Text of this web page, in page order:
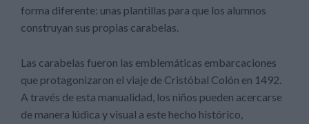
forma diferente: unas plantillas para que los alumnos
construyan sus propias carabelas.
Las carabelas fueron las emblemáticas embarcaciones
que protagonizaron el viaje de Cristóbal Colón en 1492.
A través de esta manualidad, los niños pueden acercarse
de manera lúdica y visual a este hecho histórico,